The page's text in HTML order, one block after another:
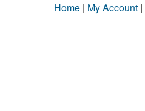
Home | My Account |